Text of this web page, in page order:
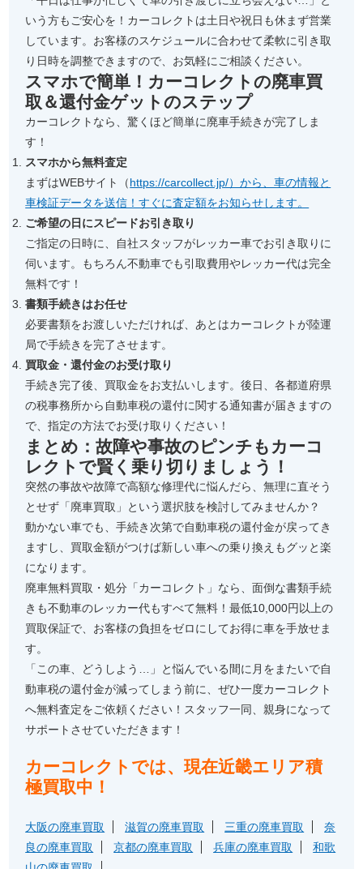
いう方もご安心を！カーコレクトは土日や祝日も休まず営業
しています。お客様のスケジュールに合わせて柔軟に引き取
り日時を調整できますので、お気軽にご相談ください。
スマホで簡単！カーコレクトの廃車買
取＆還付金ゲットのステップ
カーコレクトなら、驚くほど簡単に廃車手続きが完了しま
す！
スマホから無料査定
まずはWEBサイト（https://carcollect.jp/）から、車の情報と
車検証データを送信！すぐに査定額をお知らせします。
ご希望の日にスピードお引き取り
ご指定の日時に、自社スタッフがレッカー車でお引き取りに
伺います。もちろん不動車でも引取費用やレッカー代は完全
無料です！
書類手続きはお任せ
必要書類をお渡しいただければ、あとはカーコレクトが陸運
局で手続きを完了させます。
買取金・還付金のお受け取り
手続き完了後、買取金をお支払いします。後日、各都道府県
の税事務所から自動車税の還付に関する通知書が届きますの
で、指定の方法でお受け取りください！
まとめ：故障や事故のピンチもカーコ
レクトで賢く乗り切りましょう！
突然の事故や故障で高額な修理代に悩んだら、無理に直そう
とせず「廃車買取」という選択肢を検討してみませんか？
動かない車でも、手続き次第で自動車税の還付金が戻ってき
ますし、買取金額がつけば新しい車への乗り換えもグッと楽
になります。
廃車無料買取・処分「カーコレクト」なら、面倒な書類手続
きも不動車のレッカー代もすべて無料！最低10,000円以上の
買取保証で、お客様の負担をゼロにしてお得に車を手放せま
す。
「この車、どうしよう…」と悩んでいる間に月をまたいで自
動車税の還付金が減ってしまう前に、ぜひ一度カーコレクト
へ無料査定をご依頼ください！スタッフ一同、親身になって
サポートさせていただきます！
カーコレクトでは、現在近畿エリア積
極買取中！
大阪の廃車買取 滋賀の廃車買取 三重の廃車買取
奈
良の廃車買取
京都の廃車買取 兵庫の廃車買取
和歌